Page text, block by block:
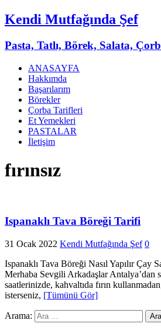
Kendi Mutfağında Şef
Pasta, Tatlı, Börek, Salata,
ANASAYFA
Hakkımda
Başarılarım
Börekler
Çorba Tarifleri
Et Yemekleri
PASTALAR
İletişim
fırınsız
Ispanaklı Tava Böreği Tarifi
31 Ocak 2022 Kendi Mutfağında Şef 0
Ispanaklı Tava Böreği Nasıl Yapılır Çay
Merhaba Sevgili Arkadaşlar Antalya’dan
saatlerinizde, kahvaltıda fırın
isterseniz, [Tümünü Gör]
Arama: